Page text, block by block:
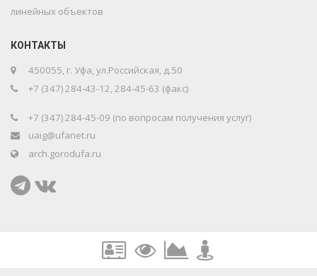
линейных объектов
КОНТАКТЫ
450055, г. Уфа, ул.Российская, д.50
+7 (347) 284-43-12, 284-45-63 (факс)
+7 (347) 284-45-09 (по вопросам получения услуг)
uaig@ufanet.ru
arch.gorodufa.ru